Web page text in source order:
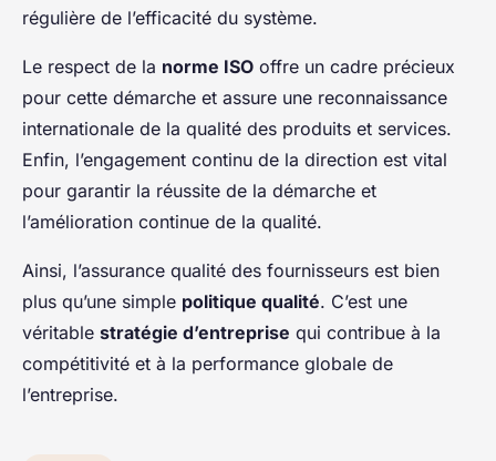
régulière de l’efficacité du système.
Le respect de la norme ISO offre un cadre précieux
pour cette démarche et assure une reconnaissance
internationale de la qualité des produits et services.
Enfin, l’engagement continu de la direction est vital
pour garantir la réussite de la démarche et
l’amélioration continue de la qualité.
Ainsi, l’assurance qualité des fournisseurs est bien
plus qu’une simple politique qualité. C’est une
véritable stratégie d’entreprise qui contribue à la
compétitivité et à la performance globale de
l’entreprise.